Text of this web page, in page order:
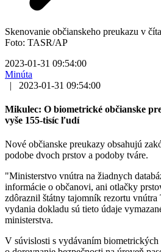
Skenovanie občianskeho preukazu v
Foto: TASR/AP
2023-01-31 09:54:00
Minúta
|
2023-01-31 09:54:00
Mikulec: O biometrické občianske
vyše 155-tisíc ľudí
Nové občianske preukazy obsahujú
podobe dvoch prstov a podoby tváre.
"Ministerstvo vnútra na žiadnych
informácie o občanovi, ani otlačky
zdôraznil štátny tajomník rezortu vnútra
vydania dokladu sú tieto údaje
ministerstva.
V súvislosti s vydávaním